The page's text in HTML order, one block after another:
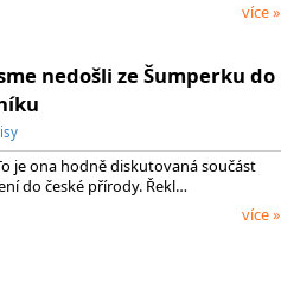
více »
nedošli ze Šumperku do
je ona hodně diskutovaná součást
do české přírody. Řekl…
více »